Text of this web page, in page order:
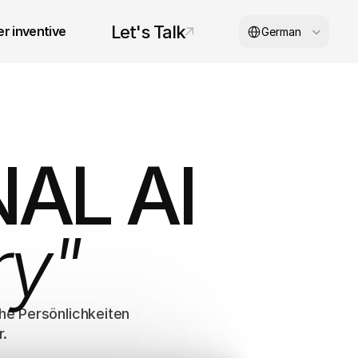
inventive German
Let's Talk
AI
Persönlichkeiten